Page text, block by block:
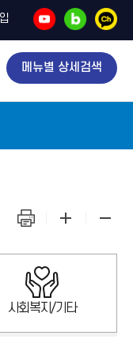
유
튜
브
블
로
그
카
카
오
채
널
메뉴별 상세검색
화
면
면
면
사회복지/기타